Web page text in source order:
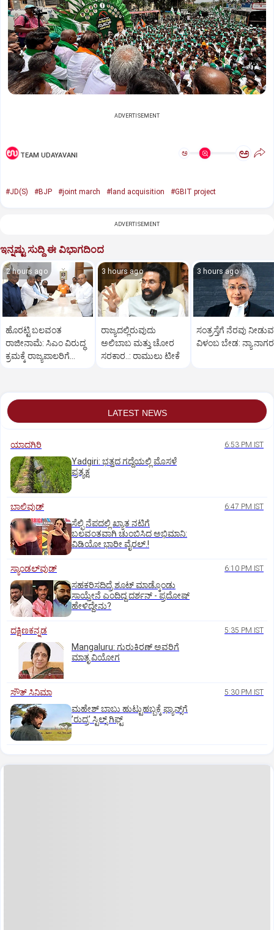
ADVERTISEMENT
TEAM UDAYAVANI ಅ ಅ
#JD(S) #BJP #joint march #land acquisition #GBIT project
ADVERTISEMENT
ಇನ್ನಷ್ಟು ಸುದ್ದಿ ಈ ವಿಭಾಗದಿಂದ
2 hours ago
ಹೊರಟ್ಟಿ ಬಲವಂತ
ರಾಜೀನಾಮೆ: ಸಿಎಂ ವಿರುದ್ಧ
ಕ್ರಮಕ್ಕೆ ರಾಜ್ಯಪಾಲರಿಗೆ
3 hours ago
ರಾಜ್ಯದಲ್ಲಿರುವುದು
ಅಲಿಬಾಬ ಮತ್ತು ಚೋರ
ಸರಕಾರ..: ರಾಮುಲು ಟೀಕೆ
3 hours ago
ಸಂತ್ರಸ್ತೆಗೆ ನೆರವು
ವಿಳಂಬ ಬೇಡ:
LATEST NEWS
ಯಾದಗಿರಿ 6:53 PM IST
Yadgiri: ಭತ್ತದ ಗದ್ದೆಯಲ್ಲಿ ಮೊಸಳೆ
ಪ್ರತ್ಯಕ್ಷ
ಬಾಲಿವುಡ್‌ 6:47 PM IST
ಸೆಲ್ಫಿ ನೆಪದಲ್ಲಿ ಖ್ಯಾತ ನಟಿಗೆ
ಬಲವಂತವಾಗಿ ಚುಂಬಿಸಿದ ಅಭಿಮಾನಿ:
ವಿಡಿಯೋ ಭಾರೀ ವೈರಲ್.!
ಸ್ಯಾಂಡಲ್‌ವುಡ್‌ 6:10 PM IST
ಸಹಕರಿಸದಿದ್ರೆ ಶೂಟ್‌ ಮಾಡ್ಕೊಂಡು
ಸಾಯ್ತೇನೆ ಎಂದಿದ್ದ ದರ್ಶನ್‌ - ಪ್ರದೋಷ್‌
ಹೇಳಿದ್ದೇನು?
ದಕ್ಷಿಣಕನ್ನಡ 5:35 PM IST
Mangaluru: ಗುರುಕಿರಣ್ ಅವರಿಗೆ
ಮಾತೃ ವಿಯೋಗ
ಸೌತ್‌ ಸಿನಿಮಾ 5:30 PM IST
ಮಹೇಶ್‌ ಬಾಬು ಹುಟ್ಟುಹಬ್ಬಕ್ಕೆ ಫ್ಯಾನ್ಸ್‌ಗೆ
ʼರುದ್ರʼ ಸ್ಟಿಲ್ಸ್‌ ಗಿಫ್ಟ್